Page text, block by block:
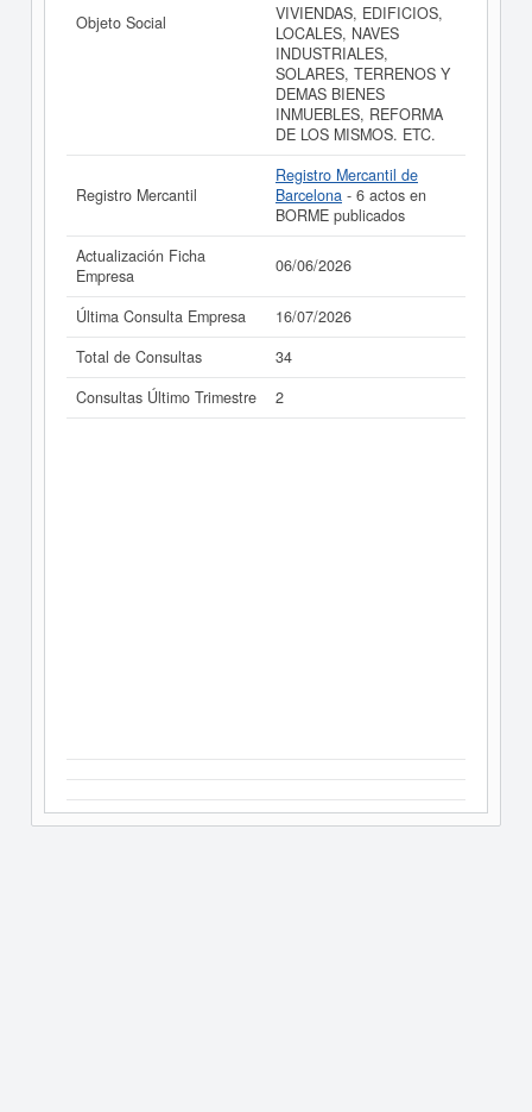
Objeto Social
VIVIENDAS, EDIFICIOS,
LOCALES, NAVES
INDUSTRIALES,
SOLARES, TERRENOS Y
DEMAS BIENES
INMUEBLES, REFORMA
DE LOS MISMOS. ETC.
Registro Mercantil
Registro Mercantil de
Barcelona - 6 actos en
BORME publicados
Actualización Ficha
Empresa
06/06/2026
Última Consulta Empresa
16/07/2026
Total de Consultas
34
Consultas Último Trimestre
2